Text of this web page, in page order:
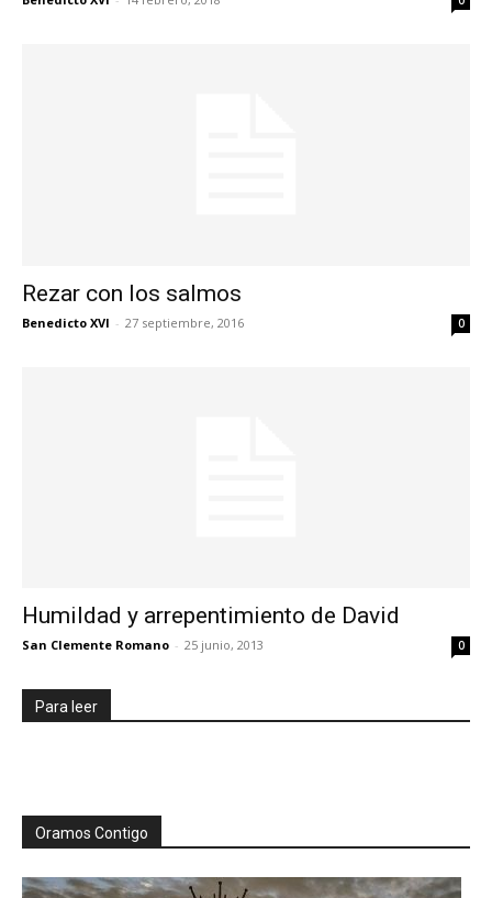
Rezar con los salmos
Benedicto XVI - 27 septiembre, 2016 0
Humildad y arrepentimiento de David
San Clemente Romano - 25 junio, 2013 0
Para leer
Oramos Contigo